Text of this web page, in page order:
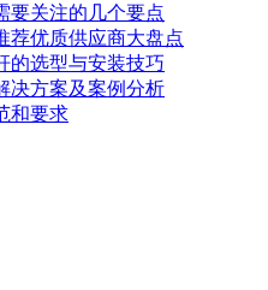
要关注的几个要点
荐优质供应商大盘点
的选型与安装技巧
决方案及案例分析
和要求